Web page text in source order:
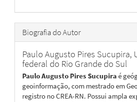
Biografia do Autor
Paulo Augusto Pires Sucupira,
federal do Rio Grande do Sul
Paulo Augusto Pires Sucupira é
geoinformação, com mestrado em
registro no CREA-RN. Possui ampla